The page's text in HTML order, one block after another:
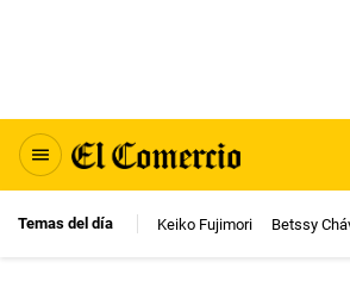
Temas del día Keiko Fujimori Betssy